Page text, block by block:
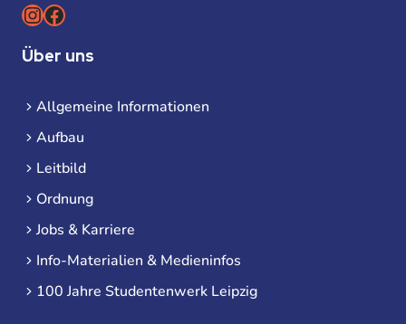
Instagram
Facebook
Über uns
Allgemeine Informationen
Aufbau
Leitbild
Ordnung
Jobs & Karriere
Info-Materialien & Medieninfos
100 Jahre Studentenwerk Leipzig